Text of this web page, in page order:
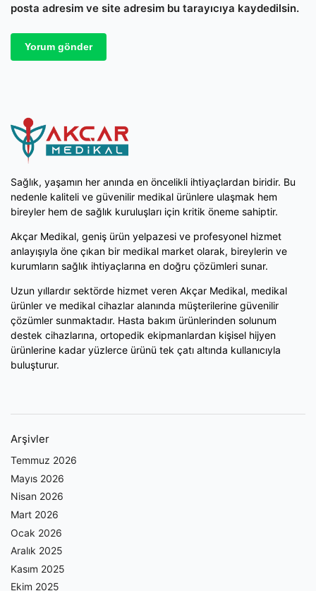
posta adresim ve site adresim bu tarayıcıya kaydedilsin.
Sağlık, yaşamın her anında en öncelikli ihtiyaçlardan biridir. Bu
nedenle kaliteli ve güvenilir medikal ürünlere ulaşmak hem
bireyler hem de sağlık kuruluşları için kritik öneme sahiptir.
Akçar Medikal, geniş ürün yelpazesi ve profesyonel hizmet
anlayışıyla öne çıkan bir medikal market olarak, bireylerin ve
kurumların sağlık ihtiyaçlarına en doğru çözümleri sunar.
Uzun yıllardır sektörde hizmet veren Akçar Medikal, medikal
ürünler ve medikal cihazlar alanında müşterilerine güvenilir
çözümler sunmaktadır. Hasta bakım ürünlerinden solunum
destek cihazlarına, ortopedik ekipmanlardan kişisel hijyen
ürünlerine kadar yüzlerce ürünü tek çatı altında kullanıcıyla
buluşturur.
Arşivler
Temmuz 2026
Mayıs 2026
Nisan 2026
Mart 2026
Ocak 2026
Aralık 2025
Kasım 2025
Ekim 2025